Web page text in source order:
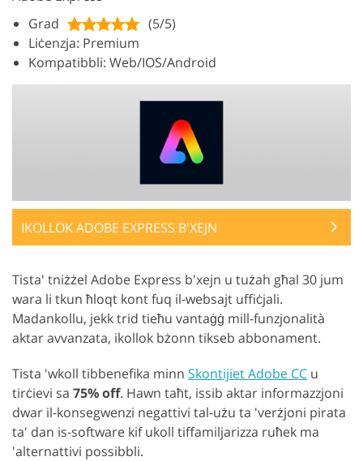
Grad
(5/5)
Liċenzja: Premium
Kompatibbli: Web/IOS/Android
IKOLLOK ADOBE EXPRESS B'XEJN
Tista' tniżżel Adobe Express b'xejn u tużah għal 30 jum
wara li tkun ħloqt kont fuq il-websajt uffiċjali.
Madankollu, jekk trid tieħu vantaġġ mill-funzjonalità
aktar avvanzata, ikollok bżonn tikseb abbonament.
Tista 'wkoll tibbenefika minn Skontijiet Adobe CC u
tirċievi sa 75% off. Hawn taħt, issib aktar informazzjoni
dwar il-konsegwenzi negattivi tal-użu ta 'verżjoni pirata
ta' dan is-software kif ukoll tiffamiljarizza ruħek ma
'alternattivi possibbli.